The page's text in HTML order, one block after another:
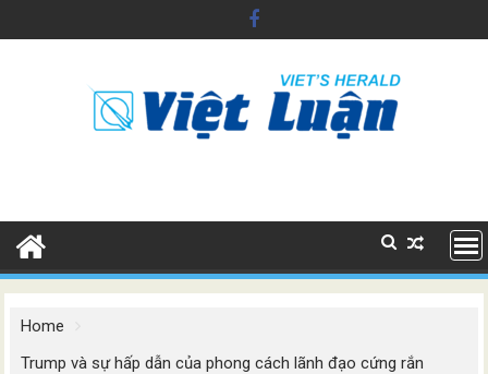
to
Home
Trump và sự hấp dẫn của phong cách lãnh đạo cứng rắn